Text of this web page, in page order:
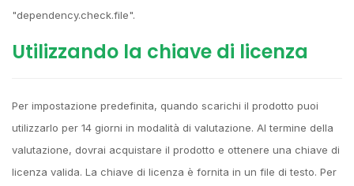
"dependency.check.file".
Utilizzando la chiave di licenza
Per impostazione predefinita, quando scarichi il prodotto puoi
utilizzarlo per 14 giorni in modalità di valutazione. Al termine della
valutazione, dovrai acquistare il prodotto e ottenere una chiave di
licenza valida. La chiave di licenza è fornita in un file di testo. Per